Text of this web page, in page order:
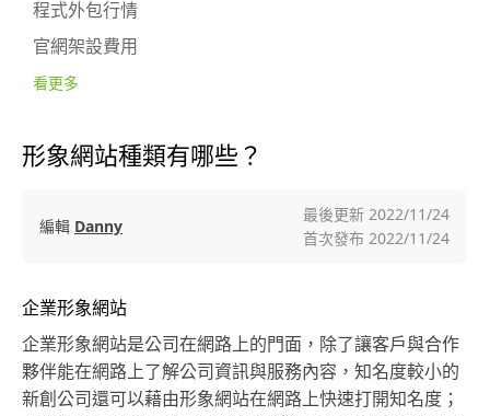
程式外包行情
官網架設費用
看更多
形象網站種類有哪些？
編輯 Danny
最後更新 2022/11/24
首次發布 2022/11/24
企業形象網站
企業形象網站是公司在網路上的門面，除了讓客戶與合作
夥伴能在網路上了解公司資訊與服務內容，知名度較小的
新創公司還可以藉由形象網站在網路上快速打開知名度；